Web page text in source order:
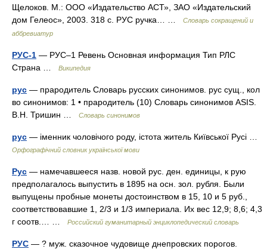
Щелоков. М.: ООО «Издательство АСТ», ЗАО «Издательский
дом Гелеос», 2003. 318 с. РУС ручка… …
Словарь сокращений и
аббревиатур
РУС-1 — РУС–1 Ревень Основная информация Тип РЛС
Страна …
Википедия
рус — прародитель Словарь русских синонимов. рус сущ., кол
во синонимов: 1 • прародитель (10) Словарь синонимов ASIS.
В.Н. Тришин …
Словарь синонимов
рус — іменник чоловічого роду, істота житель Київської Русі …
Орфографічний словник української мови
Рус — намечавшееся назв. новой рус. ден. единицы, к рую
предполагалось выпустить в 1895 на осн. зол. рубля. Были
выпущены пробные монеты достоинством в 15, 10 и 5 руб.,
соответствовавшие 1, 2/3 и 1/3 империала. Их вес 12,9; 8,6; 4,3
г соотв.… …
Российский гуманитарный энциклопедический словарь
РУС — ? муж. сказочное чудовище днепровских порогов.